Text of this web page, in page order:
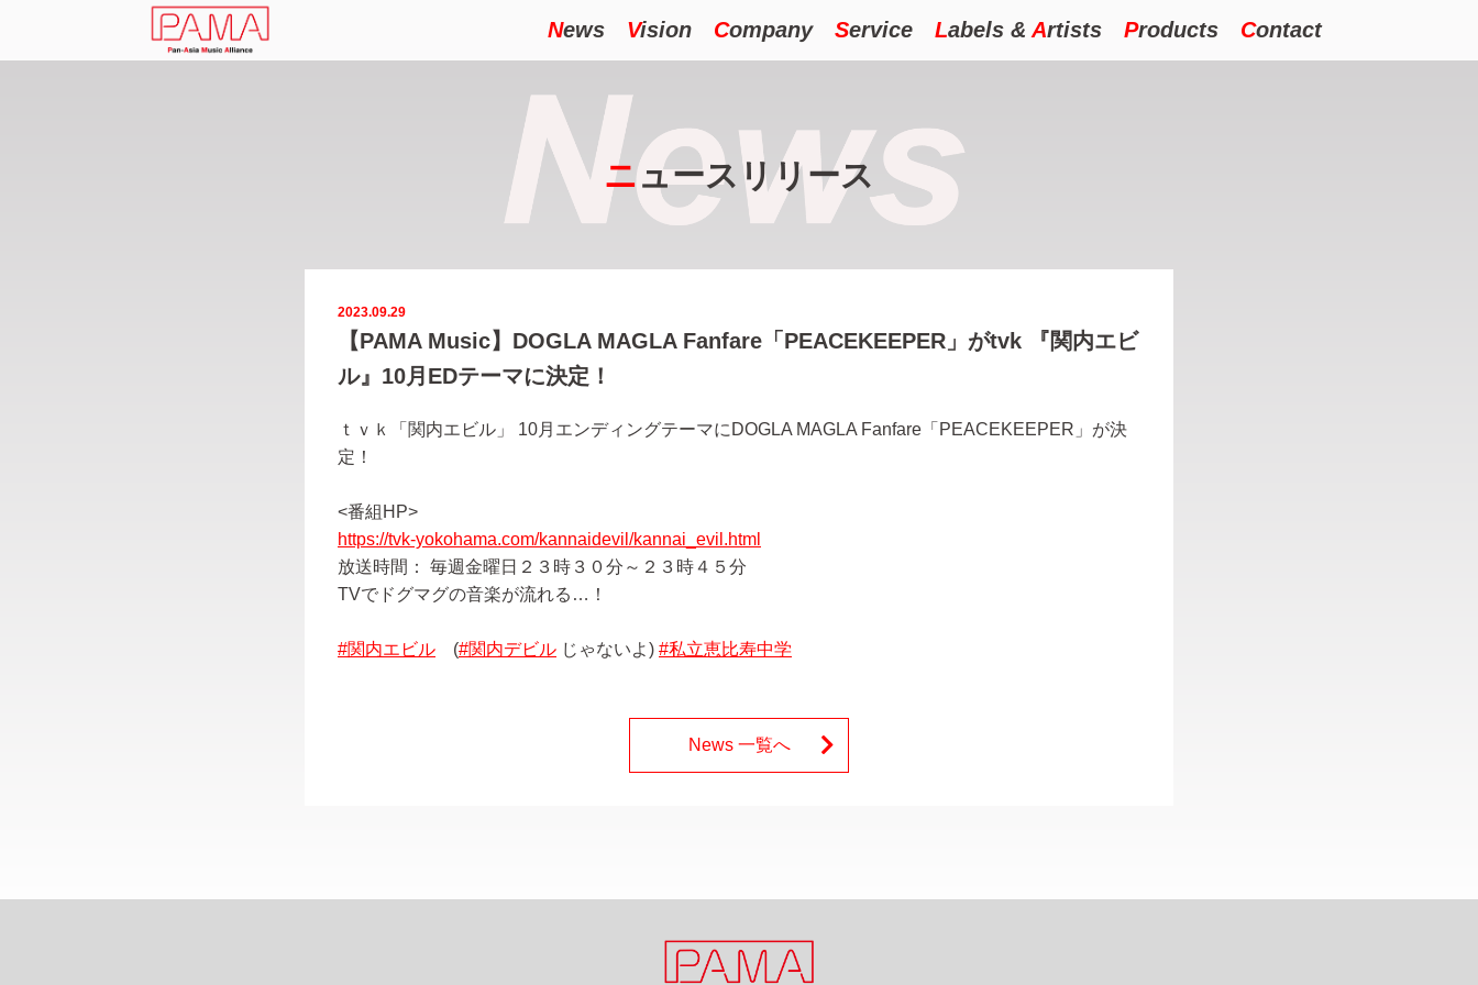
News Vision Company Service Labels & Artists Products Contact
ニュースリリース
2023.09.29
【PAMA Music】DOGLA MAGLA Fanfare「PEACEKEEPER」がtvk 『関内エビ
ル』10月EDテーマに決定！
ｔｖｋ「関内エビル」 10月エンディングテーマにDOGLA MAGLA Fanfare「PEACEKEEPER」が決
定！
<番組HP>
https://tvk-yokohama.com/kannaidevil/kannai_evil.html
放送時間： 毎週金曜日２３時３０分～２３時４５分
TVでドグマグの音楽が流れる…！
#関内エビル (#関内デビル じゃないよ) #私立恵比寿中学
News 一覧へ